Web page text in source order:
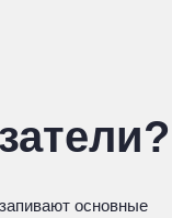
основные